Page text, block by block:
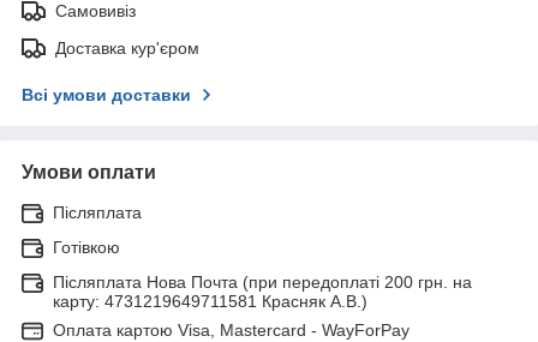
Самовивіз
Доставка кур'єром
Всі умови доставки
Умови оплати
Післяплата
Готівкою
Післяплата Нова Почта (при передоплаті 200 грн. на
карту: 4731219649711581 Красняк А.В.)
Оплата картою Visa, Mastercard - WayForPay